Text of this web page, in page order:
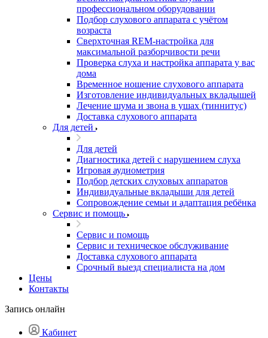
профессиональном оборудовании
Подбор слухового аппарата с учётом
возраста
Сверхточная REM-настройка для
максимальной разборчивости речи
Проверка слуха и настройка аппарата у вас
дома
Временное ношение слухового аппарата
Изготовление индивидуальных вкладышей
Лечение шума и звона в ушах (тиннитус)
Доставка слухового аппарата
Для детей
Для детей
Диагностика детей с нарушением слуха
Игровая аудиометрия
Подбор детских слуховых аппаратов
Индивидуальные вкладыши для детей
Сопровождение семьи и адаптация ребёнка
Сервис и помощь
Сервис и помощь
Сервис и техническое обслуживание
Доставка слухового аппарата
Срочный выезд специалиста на дом
Цены
Контакты
Запись онлайн
Кабинет